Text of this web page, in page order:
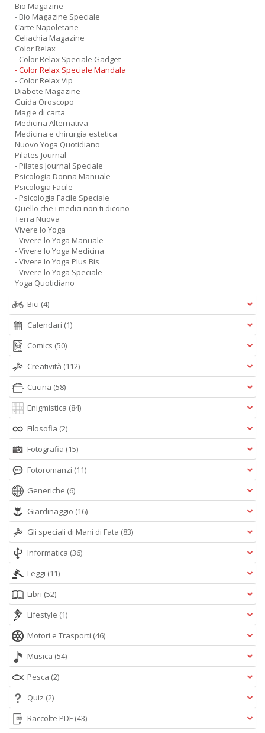
Bio Magazine
- Bio Magazine Speciale
Carte Napoletane
Celiachia Magazine
Color Relax
- Color Relax Speciale Gadget
- Color Relax Speciale Mandala
- Color Relax Vip
Diabete Magazine
Guida Oroscopo
Magie di carta
Medicina Alternativa
Medicina e chirurgia estetica
Nuovo Yoga Quotidiano
Pilates Journal
- Pilates Journal Speciale
Psicologia Donna Manuale
Psicologia Facile
- Psicologia Facile Speciale
Quello che i medici non ti dicono
Terra Nuova
Vivere lo Yoga
- Vivere lo Yoga Manuale
- Vivere lo Yoga Medicina
- Vivere lo Yoga Plus Bis
- Vivere lo Yoga Speciale
Yoga Quotidiano
Bici (4)
Calendari (1)
Comics (50)
Creatività (112)
Cucina (58)
Enigmistica (84)
Filosofia (2)
Fotografia (15)
Fotoromanzi (11)
Generiche (6)
Giardinaggio (16)
Gli speciali di Mani di Fata (83)
Informatica (36)
Leggi (11)
Libri (52)
Lifestyle (1)
Motori e Trasporti (46)
Musica (54)
Pesca (2)
Quiz (2)
Raccolte PDF (43)